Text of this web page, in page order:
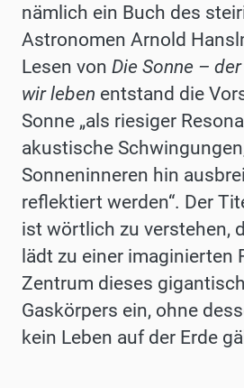
nämlich ein Buch des
Astronomen Arnold
Lesen von Die Sonne –
wir leben entstand die
Sonne „als riesiger
akustische
Sonneninneren hin
reflektiert werden“. Der
ist wörtlich zu verstehen,
lädt zu einer imaginierten
Zentrum dieses
Gaskörpers ein, ohne
kein Leben auf der Erde